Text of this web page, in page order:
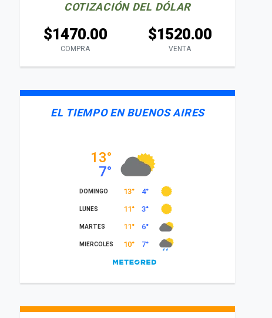
COTIZACIÓN DEL DÓLAR
$1470.00
COMPRA
$1520.00
VENTA
EL TIEMPO EN BUENOS AIRES